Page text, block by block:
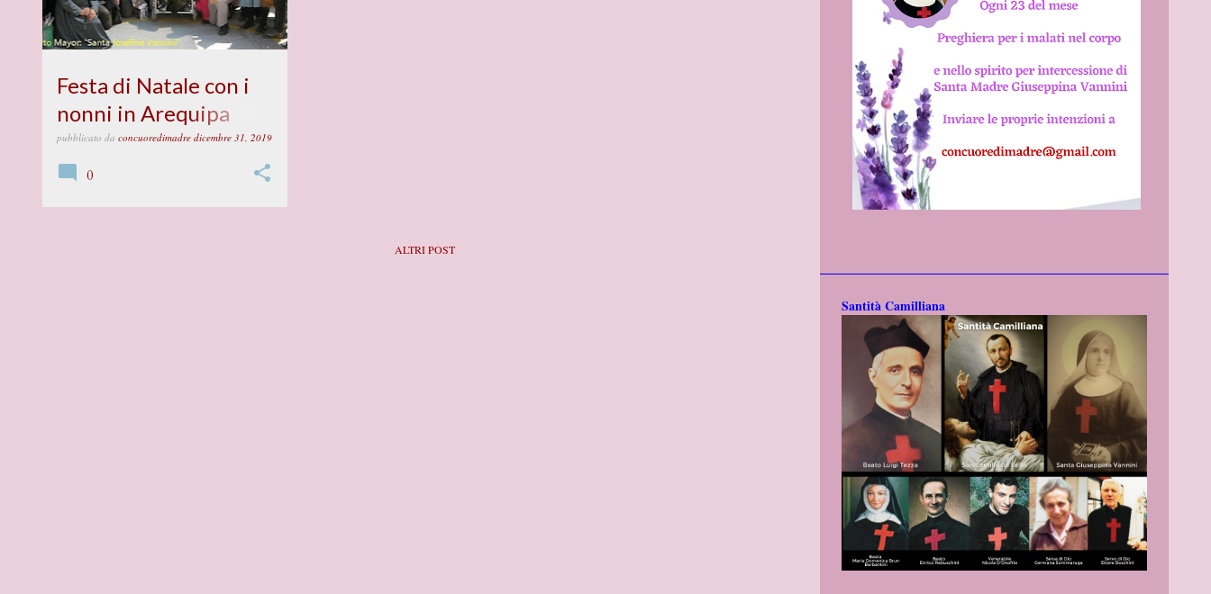
Festa di Natale con i
nonni in Arequipa
(Perù)
pubblicato da concuoredimadre dicembre 31, 2019
0
ALTRI POST
Santità Camilliana